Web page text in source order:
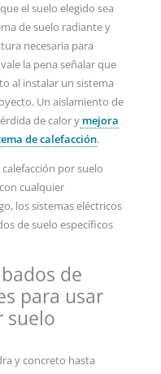
el suelo elegido sea
de suelo radiante y
necesaria para
la pena señalar que
al instalar un sistema
Un aislamiento de
de calor ymejora
de calefacción.
por suelo
cualquier
los sistemas eléctricos
de suelo específicos
de
para usar
suelo
y concreto hasta